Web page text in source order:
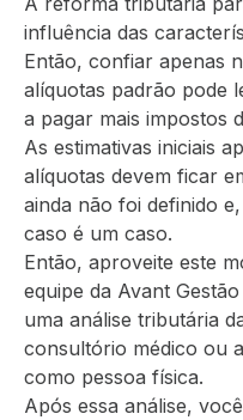
influência das
Então, confiar apenas
alíquotas padrão pode
a pagar mais impostos
As estimativas iniciais
alíquotas devem ficar
ainda não foi definido
caso é um caso.
Então, aproveite este
equipe da Avant
uma análise tributária
consultório médico ou
como pessoa física.
Após essa análise,